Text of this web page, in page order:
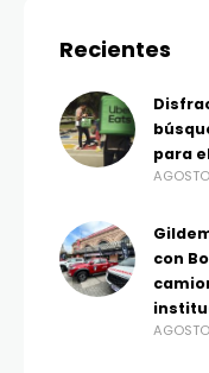
Recientes
para
con